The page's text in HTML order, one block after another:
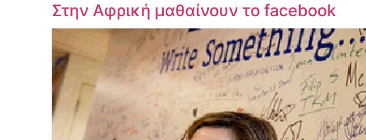
Στην Αφρική μαθαίνουν το facebook